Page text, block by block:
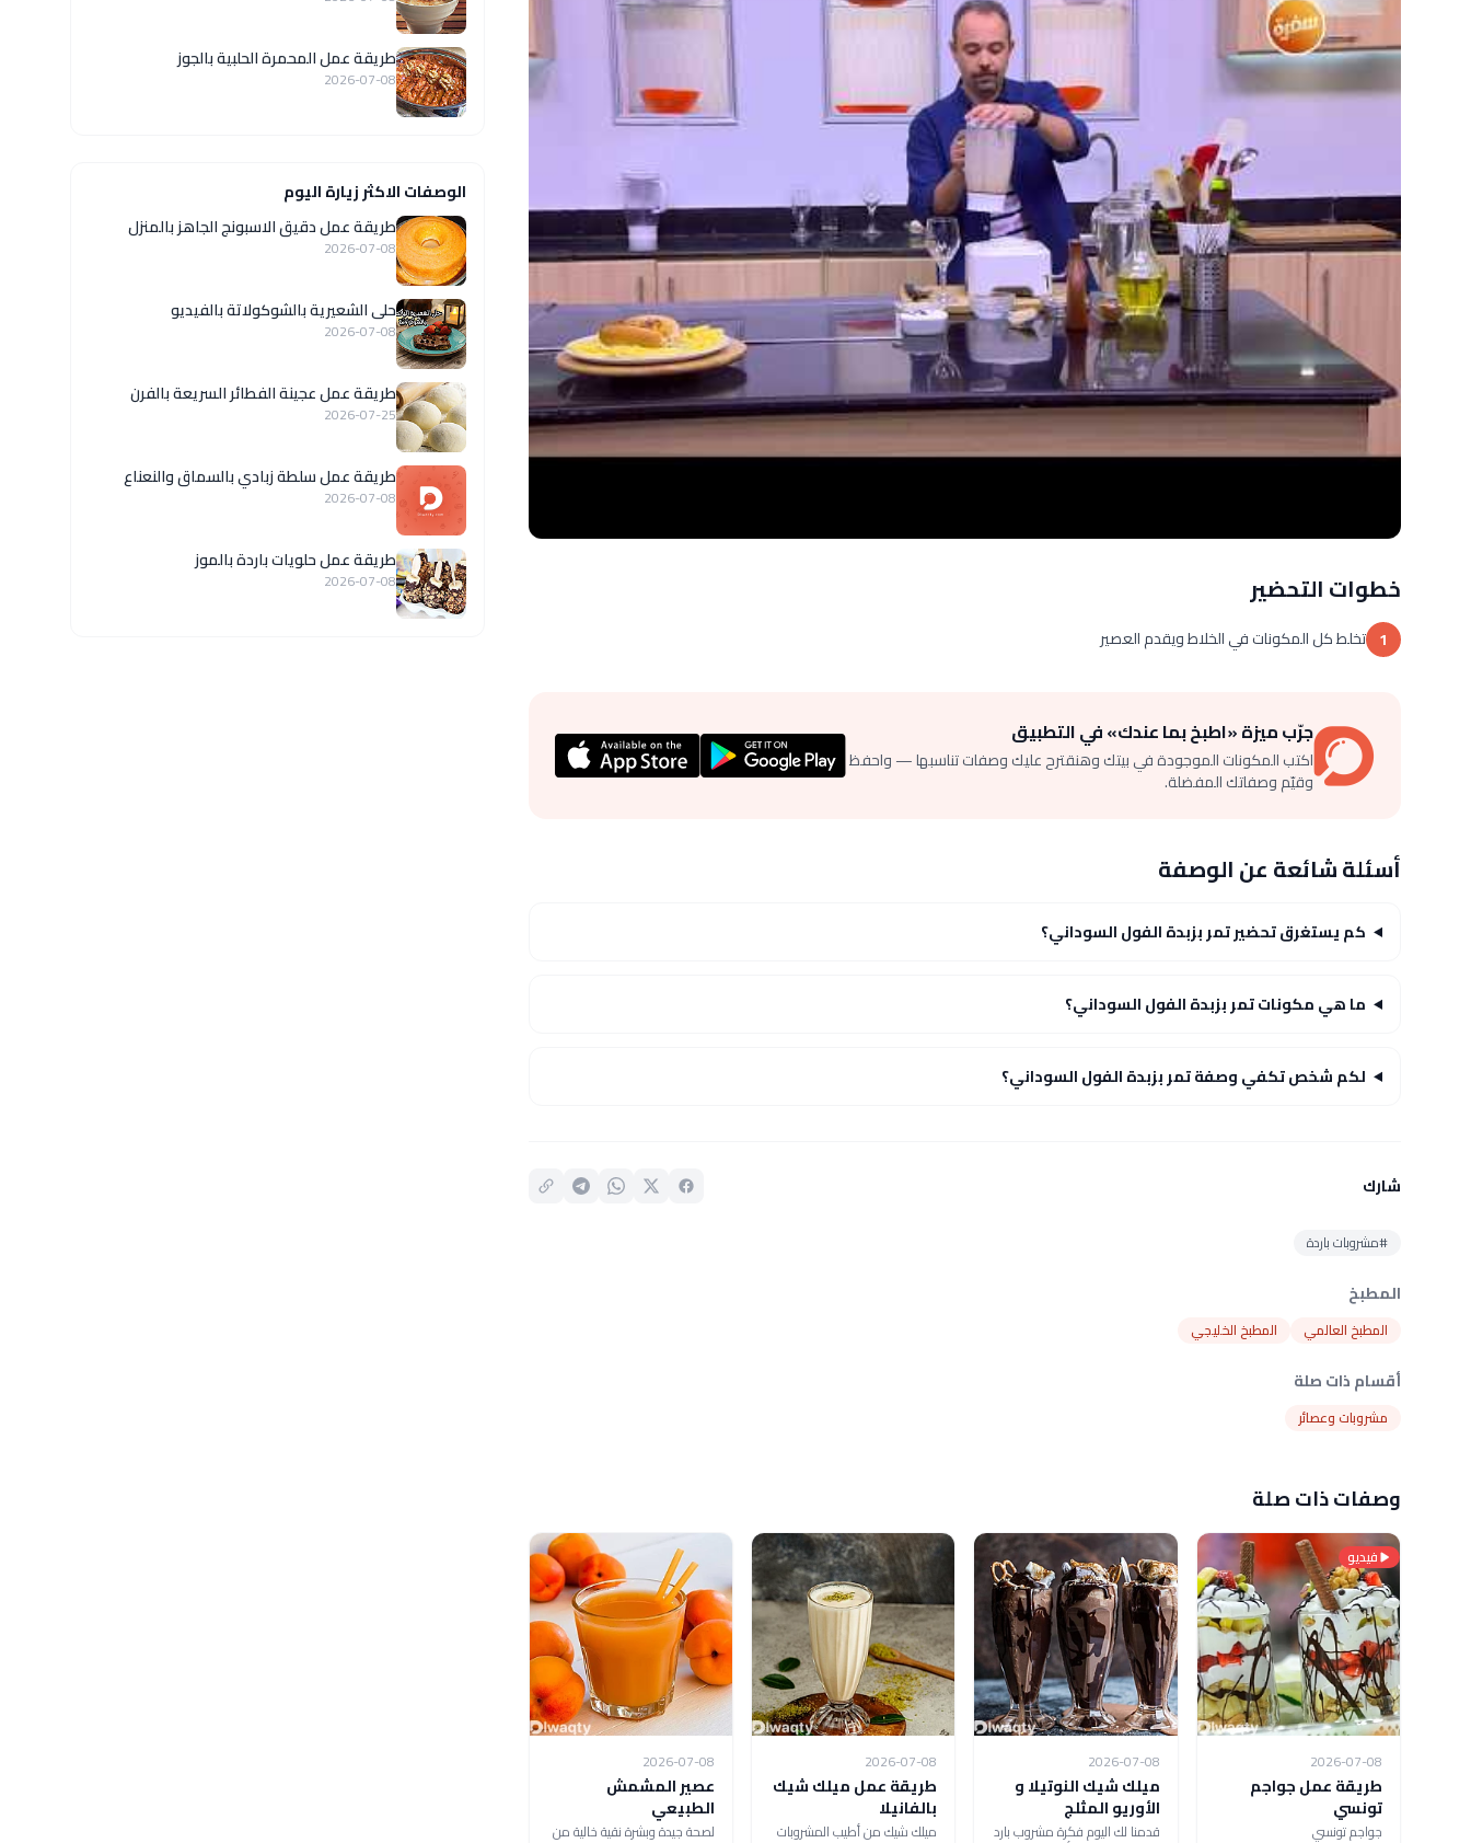
خطوات التحضير
1 تخلط كل المكونات في الخلاط ويقدم العصير
جرّب ميزة «اطبخ بما عندك» في التطبيق
اكتب المكونات الموجودة في بيتك وهنقترح عليك وصفات تناسبها — واحفظ
وقيّم وصفاتك المفضلة.
أسئلة شائعة عن الوصفة
كم يستغرق تحضير تمر بزبدة الفول السوداني؟
ما هي مكونات تمر بزبدة الفول السوداني؟
لكم شخص تكفي وصفة تمر بزبدة الفول السوداني؟
شارك
#مشروبات باردة
المطبخ
المطبخ العالمي المطبخ الخليجي
أقسام ذات صلة
مشروبات وعصائر
وصفات ذات صلة
فيديو
2026-07-08
طريقة عمل جواجم
تونسي
جواجم تونسي
2026-07-08
ميلك شيك النوتيلا و
الأوريو المثلج
قدمنا لك اليوم فكرة مشروب بارد
2026-07-08
طريقة عمل ميلك شيك
بالفانيلا
ميلك شيك من أطيب المشروبات
2026-07-08
عصير المشمش
الطبيعي
لصحة جيدة وبشرة نقية خالية من
طريقة عمل المحمرة الحلبية بالجوز
2026-07-08
الوصفات الاكثر زيارة اليوم
طريقة عمل دقيق الاسبونج الجاهز بالمنزل
2026-07-08
حلى الشعيرية بالشوكولاتة بالفيديو
2026-07-08
طريقة عمل عجينة الفطائر السريعة بالفرن
2026-07-25
طريقة عمل سلطة زبادي بالسماق والنعناع
2026-07-08
طريقة عمل حلويات باردة بالموز
2026-07-08